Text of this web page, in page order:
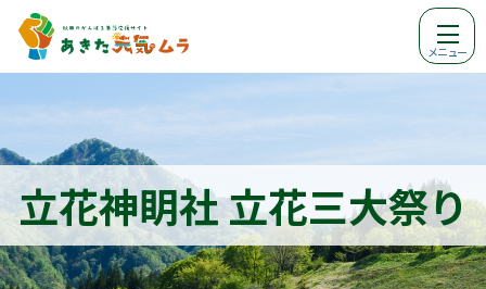
メニュー
立花神眀社 立花三大祭り